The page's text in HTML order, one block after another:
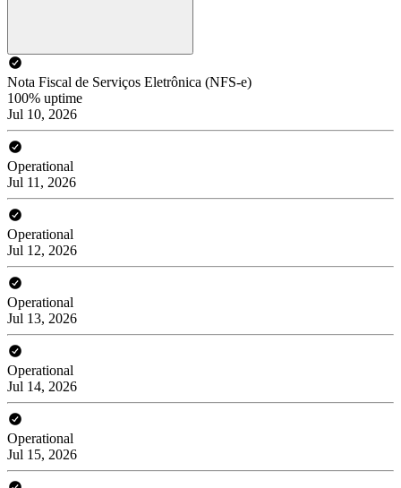
Nota Fiscal de Serviços Eletrônica (NFS-e)
100% uptime
Jul 10, 2026
Operational
Jul 11, 2026
Operational
Jul 12, 2026
Operational
Jul 13, 2026
Operational
Jul 14, 2026
Operational
Jul 15, 2026